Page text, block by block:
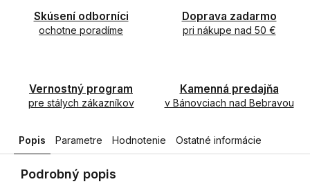
Skúsení odborníci
ochotne poradíme
Doprava zadarmo
pri nákupe nad 50 €
Vernostný program
pre stálych zákazníkov
Kamenná predajňa
v Bánovciach nad Bebravou
Popis Parametre Hodnotenie Ostatné informácie
Podrobný popis